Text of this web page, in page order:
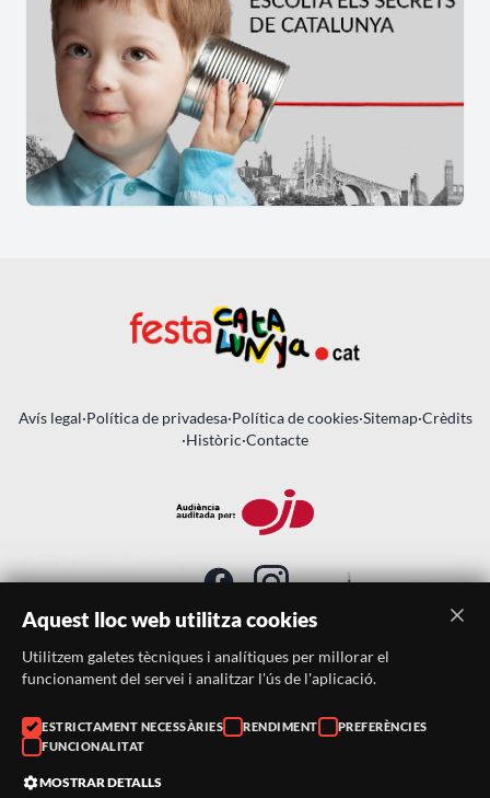
Avís legal·Política de privadesa·Política de cookies·Sitemap·Crèdits
·Històric·Contacte
SUBSCRIU-TE AL BUTLLETÍ
Telèfon:
938046359
Correu:
Aquest lloc web utilitza cookies
Utilitzem galetes tècniques i analítiques per millorar el
funcionament del servei i analitzar l'ús de l'aplicació.
ESTRICTAMENT NECESSÀRIES RENDIMENT
PREFERÈNCIES
FUNCIONALITAT
MOSTRAR DETALLS